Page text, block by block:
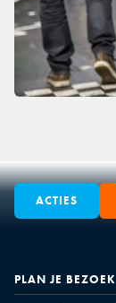
ACTIES
PLAN JE BEZOEK